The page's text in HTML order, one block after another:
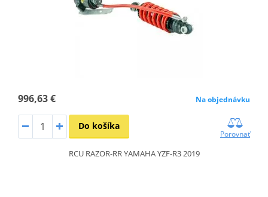
996,63 € Na objednávku
Do košíka
Porovnať
RCU RAZOR-RR YAMAHA YZF-R3 2019